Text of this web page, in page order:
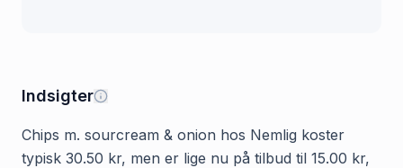
Indsigter
Chips m. sourcream & onion hos Nemlig koster
typisk 30.50 kr, men er lige nu på tilbud til 15.00 kr,